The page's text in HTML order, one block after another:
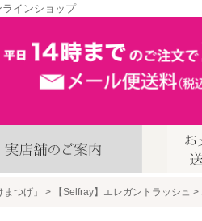
インショップ
つげ」 【Selfray】エレガントラッシュ